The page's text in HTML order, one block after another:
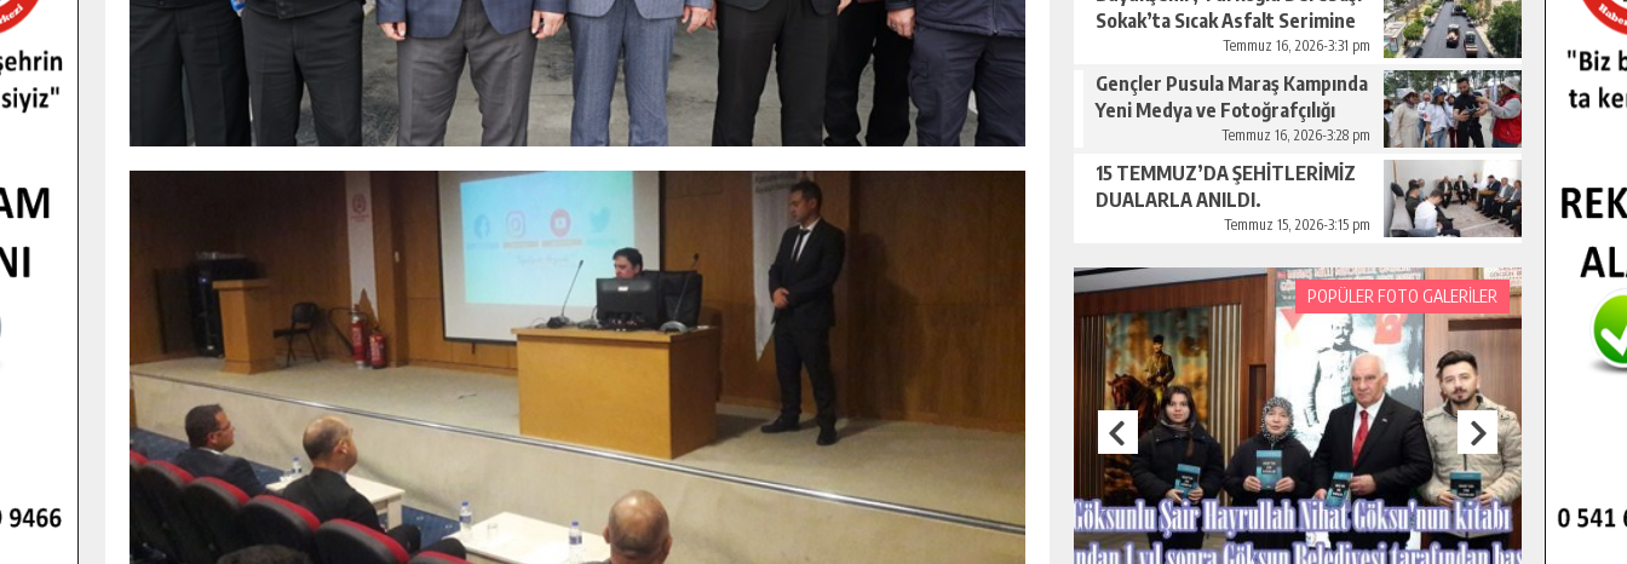
Sokak’ta Sıcak Asfalt Serimine
Temmuz 16, 2026-3:31 pm
Gençler Pusula Maraş Kampında
Yeni Medya ve Fotoğrafçılığı
Temmuz 16, 2026-3:28 pm
15 TEMMUZ’DA ŞEHİTLERİMİZ
DUALARLA ANILDI.
Temmuz 15, 2026-3:15 pm
POPÜLER FOTO GALERİLER